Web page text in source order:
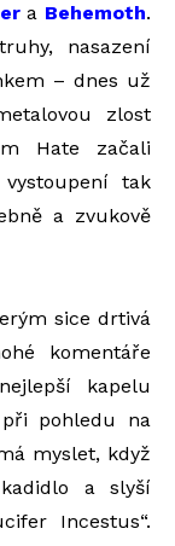
a Behemoth.
nasazení
– dnes už
zlost
Hate začali
tak
a zvukově
sice drtivá
komentáře
kapelu
pohledu na
myslet, když
a slyší
Incestus“.